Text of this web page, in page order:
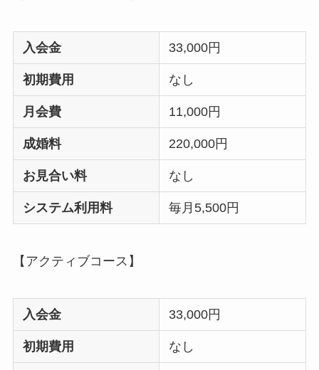
入会金 33,000円
初期費用 なし
月会費 11,000円
成婚料 220,000円
お見合い料 なし
システム利用料 毎月5,500円
【アクティブコース】
入会金 33,000円
初期費用 なし